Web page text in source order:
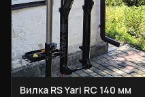
Вилка RS Yari RC 140 мм